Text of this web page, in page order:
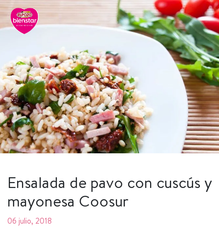
Ensalada de pavo con cuscús y
mayonesa Coosur
06 julio, 2018